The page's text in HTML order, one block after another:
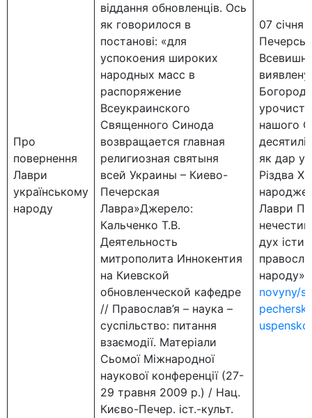
Про
повернення
Лаври
українському
народу
віддання обновленців. Ось
як говорилося в
постанові: «для
успокоения широких
народных масс в
распоряжение
Всеукраинского
Священного Синода
возвращается главная
религиозная святыня
всей Украины – Киево-
Печерская
Лавра»Джерело:
Кальченко Т.В.
Деятельность
митрополита Иннокентия
на Киевской
обновленческой кафедре
// Православ’я – наука –
суспільство: питання
взаємодії. Матеріали
Сьомої Міжнародної
наукової конференції (27-
29 травня 2009 р.) / Нац.
Києво-Печер. іст.-культ.
07
нашого
як дар
Різдва
Лаври
дух
novyny/